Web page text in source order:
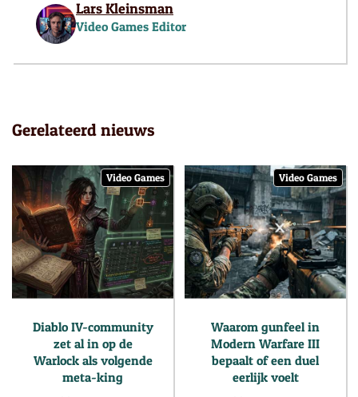
Lars Kleinsman
Video Games Editor
Gerelateerd nieuws
Video Games
Diablo IV-community
zet al in op de
Warlock als volgende
meta-king
Video Games
Waarom gunfeel in
Modern Warfare III
bepaalt of een duel
eerlijk voelt